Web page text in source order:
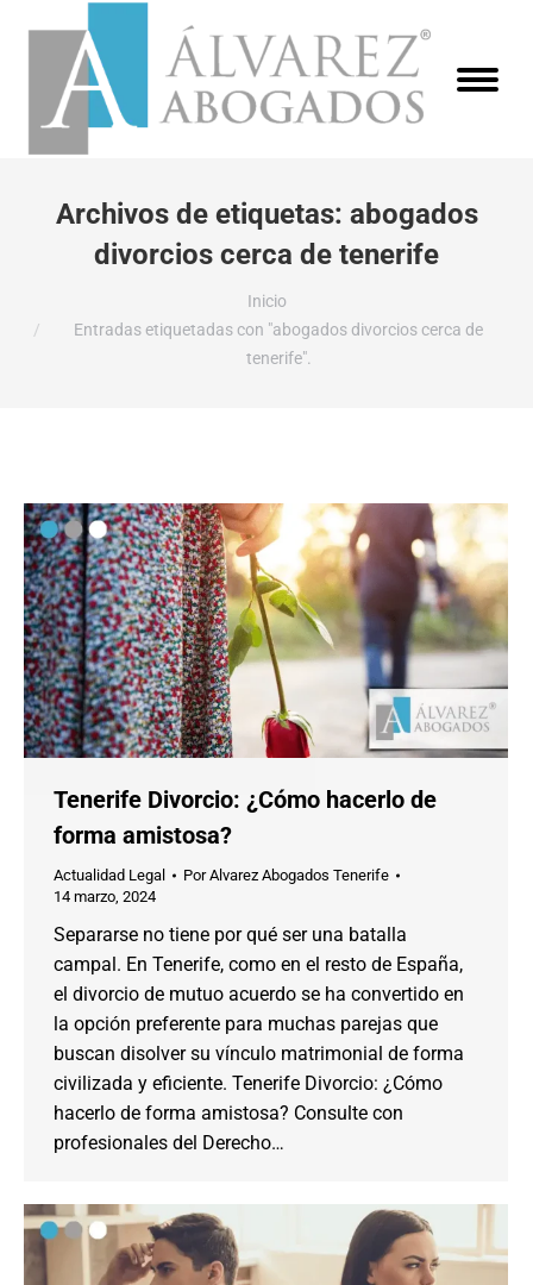
Archivos de etiquetas: abogados
divorcios cerca de tenerife
Inicio
Entradas etiquetadas con "abogados divorcios cerca de
tenerife".
Tenerife Divorcio: ¿Cómo hacerlo de
forma amistosa?
Actualidad Legal PorAlvarez Abogados Tenerife
14 marzo, 2024
Separarse no tiene por qué ser una batalla
campal. En Tenerife, como en el resto de España,
el divorcio de mutuo acuerdo se ha convertido en
la opción preferente para muchas parejas que
buscan disolver su vínculo matrimonial de forma
civilizada y eficiente. Tenerife Divorcio: ¿Cómo
hacerlo de forma amistosa? Consulte con
profesionales del Derecho…